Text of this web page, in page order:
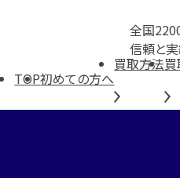
全国
信頼と
TOP初めての方へ
買取方法